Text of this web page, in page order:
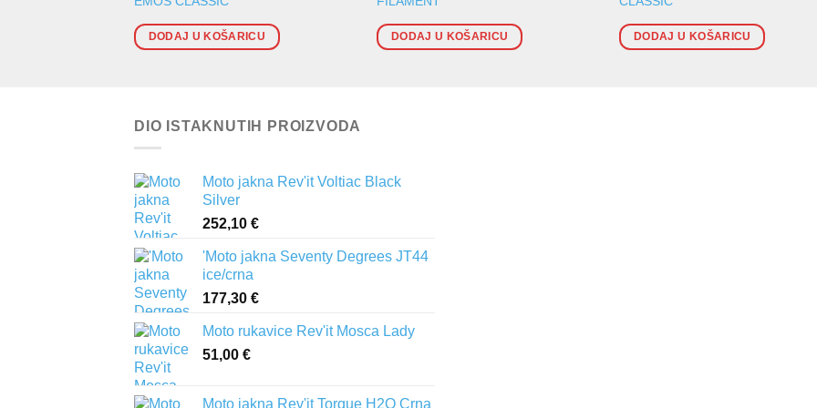
DODAJ U KOŠARICU DODAJ U KOŠARICU DODAJ U KOŠARICU
DIO ISTAKNUTIH PROIZVODA
Moto jakna Rev'it Voltiac Black
Silver
252,10 €
'Moto jakna Seventy Degrees JT44
ice/crna
177,30 €
Moto rukavice Rev'it Mosca Lady
51,00 €
Moto jakna Rev'it Torque H2O Crna